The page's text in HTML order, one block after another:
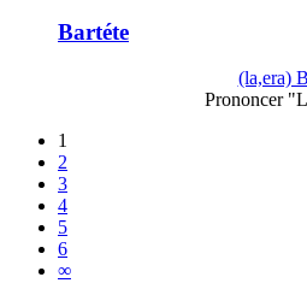
Bartéte
(la,era)
Prononcer
1
2
3
4
5
6
∞